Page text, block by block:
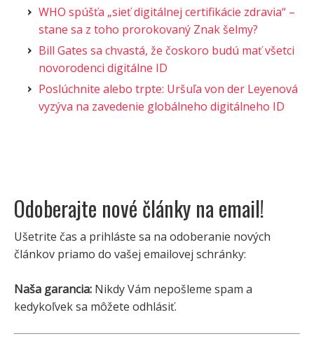
WHO spúšťa „sieť digitálnej certifikácie zdravia“ –
stane sa z toho prorokovaný Znak šelmy?
Bill Gates sa chvastá, že čoskoro budú mať všetci
novorodenci digitálne ID
Poslúchnite alebo trpte: Uršuľa von der Leyenová
vyzýva na zavedenie globálneho digitálneho ID
Odoberajte nové články na email!
Ušetrite čas a prihláste sa na odoberanie nových
článkov priamo do vašej emailovej schránky:
Naša garancia: Nikdy Vám nepošleme spam a
kedykoľvek sa môžete odhlásiť.